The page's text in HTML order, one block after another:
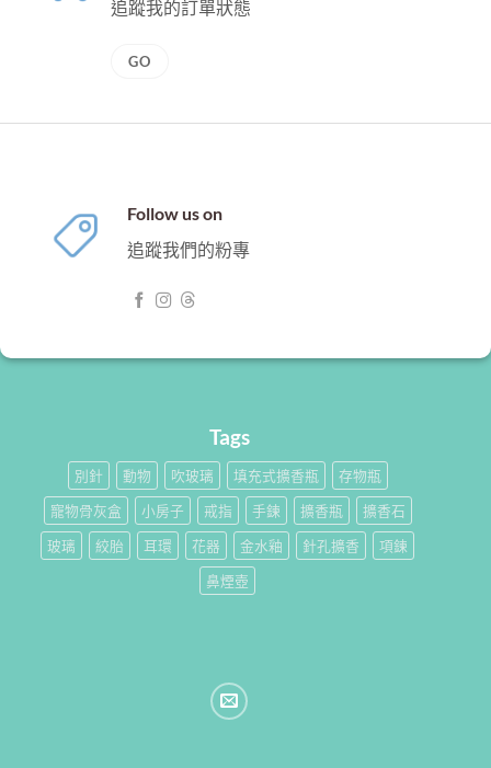
追蹤我的訂單狀態
GO
Follow us on
追蹤我們的粉專
Tags
別針 動物 吹玻璃 填充式擴香瓶
存物瓶
寵物骨灰盒
小房子 戒指 手鍊 擴香瓶
擴香石
玻璃
絞胎 耳環 花器 金水釉 針孔擴香
項鍊
鼻煙壺